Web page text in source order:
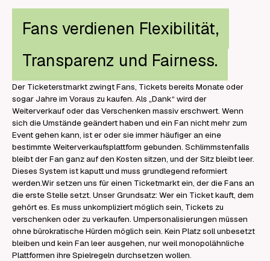
Fans verdienen Flexibilität,
Transparenz und Fairness.
Der Ticketerstmarkt zwingt Fans, Tickets bereits Monate oder
sogar Jahre im Voraus zu kaufen. Als „Dank“ wird der
Weiterverkauf oder das Verschenken massiv erschwert. Wenn
sich die Umstände geändert haben und ein Fan nicht mehr zum
Event gehen kann, ist er oder sie immer häufiger an eine
bestimmte Weiterverkaufsplattform gebunden. Schlimmstenfalls
bleibt der Fan ganz auf den Kosten sitzen, und der Sitz bleibt leer.
Dieses System ist kaputt und muss grundlegend reformiert
werden.Wir setzen uns für einen Ticketmarkt ein, der die Fans an
die erste Stelle setzt. Unser Grundsatz: Wer ein Ticket kauft, dem
gehört es. Es muss unkompliziert möglich sein, Tickets zu
verschenken oder zu verkaufen. Umpersonalisierungen müssen
ohne bürokratische Hürden möglich sein. Kein Platz soll unbesetzt
bleiben und kein Fan leer ausgehen, nur weil monopolähnliche
Plattformen ihre Spielregeln durchsetzen wollen.